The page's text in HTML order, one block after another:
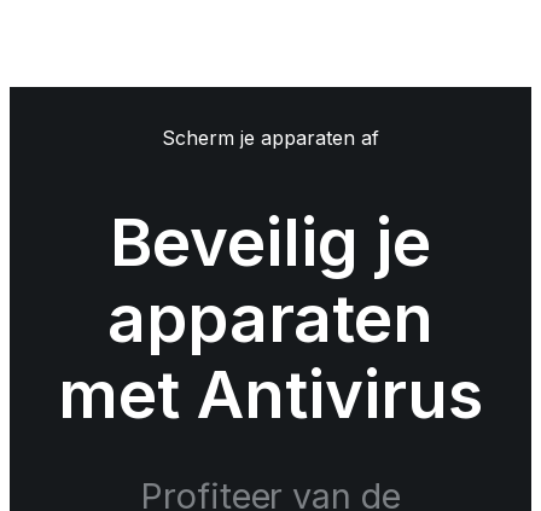
Scherm je apparaten af
Beveilig je
apparaten
met Antivirus
Profiteer van de